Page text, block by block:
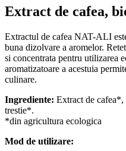
Extract de cafea,
Extractul de cafea NAT-ALI
buna dizolvare a aromelor.
si concentrata pentru utilizarea
aromatizatoare a acestuia
culinare.
Ingrediente: Extract de
trestie*.
*din agricultura ecologica
Mod de utilizare: